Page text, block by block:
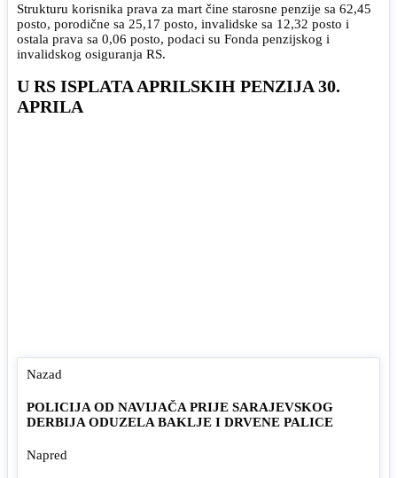
Strukturu korisnika prava za mart čine starosne penzije sa 62,45
posto, porodične sa 25,17 posto, invalidske sa 12,32 posto i
ostala prava sa 0,06 posto, podaci su Fonda penzijskog i
invalidskog osiguranja RS.
U RS ISPLATA APRILSKIH PENZIJA 30.
APRILA
Nazad
POLICIJA OD NAVIJAČA PRIJE SARAJEVSKOG
DERBIJA ODUZELA BAKLJE I DRVENE PALICE
Napred